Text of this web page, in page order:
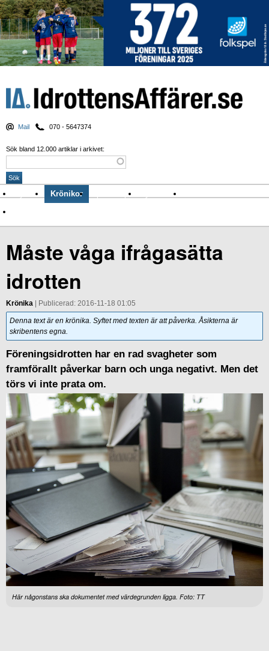
Mail 070 - 5647374
Sök bland 12.000 artiklar i arkivet:
Nyheter Krönikor Sport & spel Nyhetsbrev
Måste våga ifrågasätta
idrotten
Krönika | Publicerad: 2016-11-18 01:05
Denna text är en krönika. Syftet med texten är att påverka. Åsikterna är
skribentens egna.
Föreningsidrotten har en rad svagheter som
framförallt påverkar barn och unga negativt. Men det
törs vi inte prata om.
Här någonstans ska dokumentet med värdegrunden ligga. Foto: TT